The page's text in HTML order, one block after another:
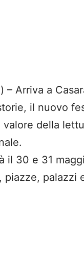
– Arriva a
il nuovo
valore della
il 30 e 31
piazze, palazzi